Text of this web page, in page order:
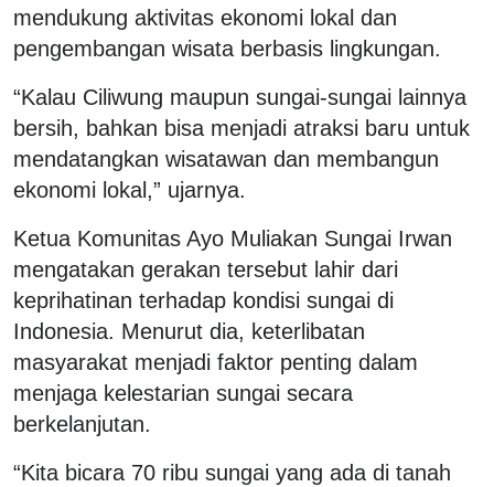
mendukung aktivitas ekonomi lokal dan
pengembangan wisata berbasis lingkungan.
“Kalau Ciliwung maupun sungai-sungai lainnya
bersih, bahkan bisa menjadi atraksi baru untuk
mendatangkan wisatawan dan membangun
ekonomi lokal,” ujarnya.
Ketua Komunitas Ayo Muliakan Sungai Irwan
mengatakan gerakan tersebut lahir dari
keprihatinan terhadap kondisi sungai di
Indonesia. Menurut dia, keterlibatan
masyarakat menjadi faktor penting dalam
menjaga kelestarian sungai secara
berkelanjutan.
“Kita bicara 70 ribu sungai yang ada di tanah